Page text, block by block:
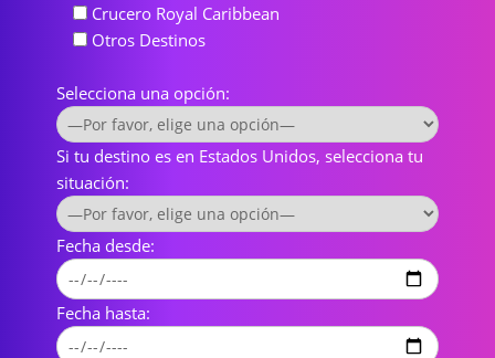
Crucero Royal Caribbean
Otros Destinos
Selecciona una opción:
Si tu destino es en Estados Unidos, selecciona tu
situación:
Fecha desde:
Fecha hasta: